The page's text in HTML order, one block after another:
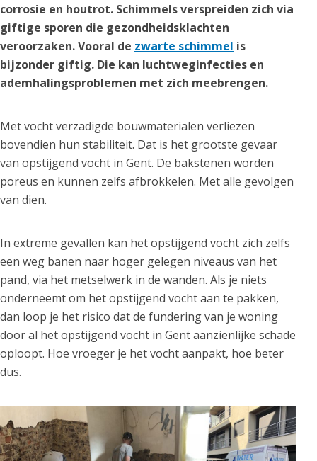
corrosie en houtrot. Schimmels verspreiden zich via
giftige sporen die gezondheidsklachten
veroorzaken. Vooral de zwarte schimmel is
bijzonder giftig. Die kan luchtweginfecties en
ademhalingsproblemen met zich meebrengen.
Met vocht verzadigde bouwmaterialen verliezen
bovendien hun stabiliteit. Dat is het grootste gevaar
van opstijgend vocht in Gent. De bakstenen worden
poreus en kunnen zelfs afbrokkelen. Met alle gevolgen
van dien.
In extreme gevallen kan het opstijgend vocht zich zelfs
een weg banen naar hoger gelegen niveaus van het
pand, via het metselwerk in de wanden. Als je niets
onderneemt om het opstijgend vocht aan te pakken,
dan loop je het risico dat de fundering van je woning
door al het opstijgend vocht in Gent aanzienlijke schade
oploopt. Hoe vroeger je het vocht aanpakt, hoe beter
dus.